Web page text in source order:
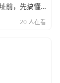
购买代理ip地址前，先搞懂这三件事再说
20 人在看